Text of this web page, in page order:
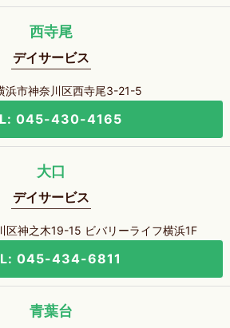
西寺尾
デイサービス
浜市神奈川区西寺尾3-21-5
045-430-4165
大口
デイサービス
区神之木19-15 ビバリーライフ横浜1F
045-434-6811
青葉台